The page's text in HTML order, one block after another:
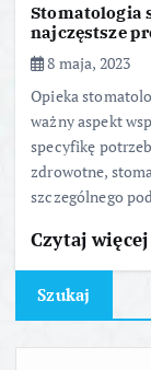
Stomatologia
najczęstsze
8 maja, 2023
Opieka
ważny aspekt
specyfikę
zdrowotne,
szczególnego
Czytaj więcej
Szukaj